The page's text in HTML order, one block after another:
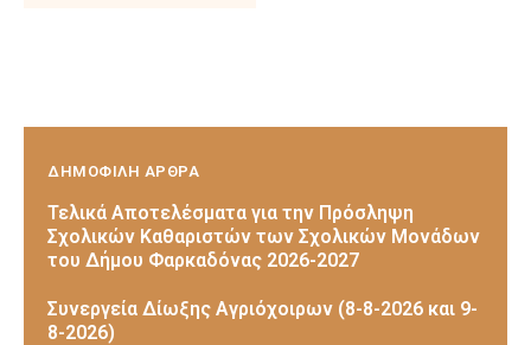
ΔΗΜΟΦΙΛΗ ΑΡΘΡΑ
Τελικά Αποτελέσματα για την Πρόσληψη
Σχολικών Καθαριστών των Σχολικών Μονάδων
του Δήμου Φαρκαδόνας 2026-2027
Συνεργεία Δίωξης Αγριόχοιρων (8-8-2026 και 9-
8-2026)